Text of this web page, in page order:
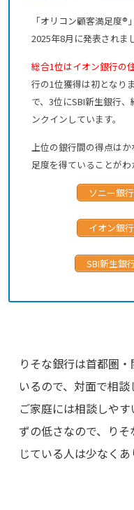
「オリコン顧客満足度
2025年8月に発表されま
総合1位はイオン銀行の
行の1位獲得は初となり
で、3位にSBI新生銀行
ンクインしています。
上位の銀行間の得点は
足度を得ていることがわ
ソニー銀
イオン銀
SBI新生銀
りそな銀行は首都圏
いるので、対面で相
ご家庭には相談しや
ずの低さなので、り
じている人は少なくあ